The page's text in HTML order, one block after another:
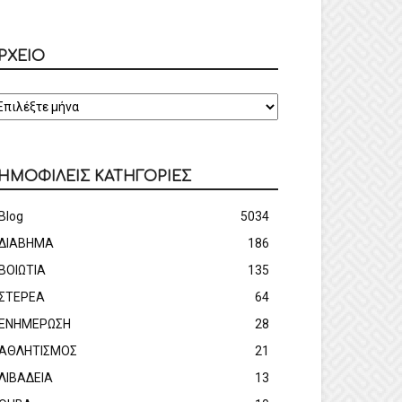
ΚΑΤΗΓΟΡΙΕΣ
Blog
5034
186
ΒΟΙΩΤΙΑ
135
64
ΕΝΗΜΕΡΩΣΗ
28
21
13